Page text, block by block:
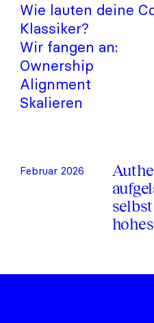
Wie lauten deine
Klassiker?
Wir fangen an:
Ownership
Alignment
Skalieren
Februar 2026